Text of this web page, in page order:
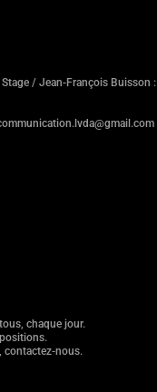
/ Jean-François Buisson :
chaque jour.
contactez-nous.